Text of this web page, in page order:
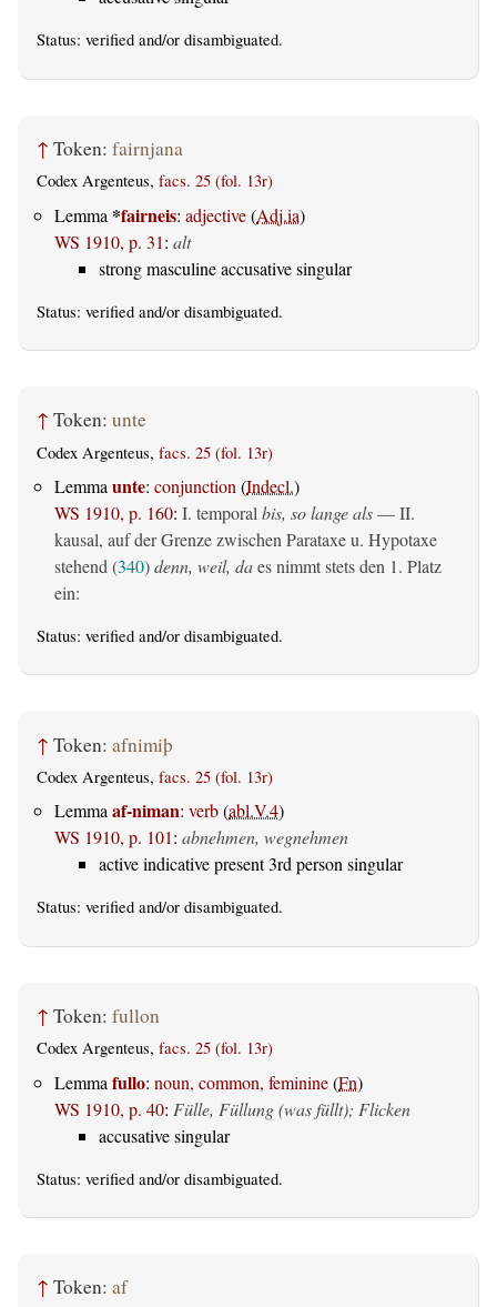
Status: verified and/or disambiguated.
↑ Token: fairnjana
Codex Argenteus, facs. 25 (fol. 13r)
Lemma *fairneis: adjective(Adj.ia)
WS 1910, p. 31: alt
strong masculine accusative singular
Status: verified and/or disambiguated.
↑ Token: unte
Codex Argenteus, facs. 25 (fol. 13r)
Lemma unte: conjunction (Indecl.)
WS 1910, p. 160: I. temporal bis, so lange als— II.
kausal, auf der Grenze zwischen Parataxe u. Hypotaxe
stehend (340)denn, weil, daes nimmt stets den 1. Platz
ein:
Status: verified and/or disambiguated.
↑ Token: afnimiþ
Codex Argenteus, facs. 25 (fol. 13r)
Lemmaaf-niman: verb(abl.V.4)
WS 1910, p. 101: abnehmen, wegnehmen
active indicative present 3rd person singular
Status: verified and/or disambiguated.
↑ Token: fullon
Codex Argenteus, facs. 25 (fol. 13r)
Lemma fullo: noun, common, feminine(Fn)
WS 1910, p. 40: Fülle, Füllung (was füllt); Flicken
accusative singular
Status: verified and/or disambiguated.
↑ Token: af